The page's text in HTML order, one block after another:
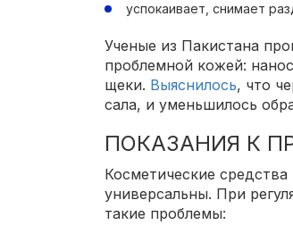
успокаивает, снимает
Ученые из Пакистана
проблемной кожей:
щеки. Выяснилось, что
сала, и уменьшилось
ПОКАЗАНИЯ К
Косметические
универсальны. При
такие проблемы: